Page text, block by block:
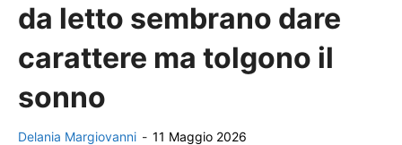
da letto sembrano dare
carattere ma tolgono il
sonno
Delania Margiovanni - 11 Maggio 2026